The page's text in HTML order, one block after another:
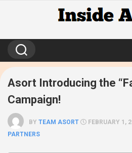
Asort Introducing the
Campaign!
BY TEAM ASORT FEBRUARY 1,
PARTNERS